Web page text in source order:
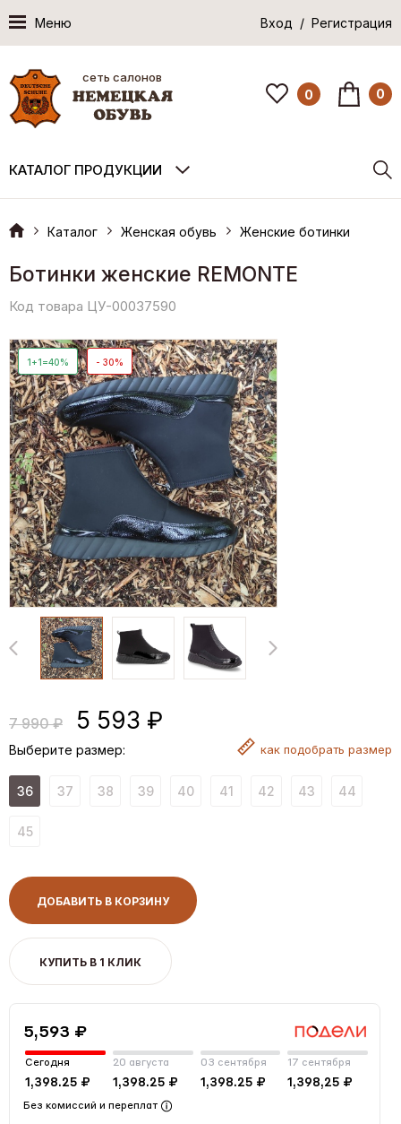
Меню Вход / Регистрация
сеть салонов
0 0
КАТАЛОГ ПРОДУКЦИИ
Каталог Женская обувь Женские ботинки
Ботинки женские REMONTE
Код товара ЦУ-00037590
1+1=40% - 30%
7 990 ₽ 5 593 ₽
Выберите размер: как подобрать размер
36 37 38 39 40 41 42 43 44
45
ДОБАВИТЬ В КОРЗИНУ
КУПИТЬ В 1 КЛИК
5,593 ₽
Сегодня
1,398.25 ₽
20 августа
1,398.25 ₽
03 сентября
1,398.25 ₽
17 сентября
1,398,25 ₽
Без комиссий и переплат